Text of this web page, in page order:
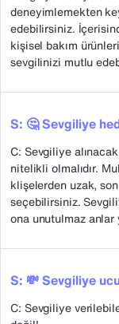
deneyimlemekten
edebilirsiniz.
kişisel bakım
sevgilinizi mutlu
S: 🤔 Sevgiliye
C: Sevgiliye
nitelikli olmalıdır.
klişelerden uzak,
seçebilirsiniz.
ona unutulmaz
S: 💸 Sevgiliye
C: Sevgiliye